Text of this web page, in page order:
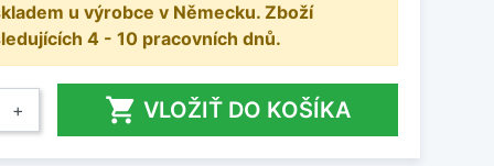
u výrobce v Německu. Zboží
4 - 10 pracovních dnů.
+  VLOŽIŤ DO KOŠÍKA